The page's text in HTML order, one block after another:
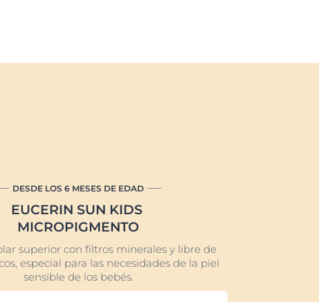
DESDE LOS 6 MESES DE EDAD
EUCERIN SUN KIDS
MICROPIGMENTO
superior con filtros minerales y libre de
especial para las necesidades de la piel
sensible de los bebés.